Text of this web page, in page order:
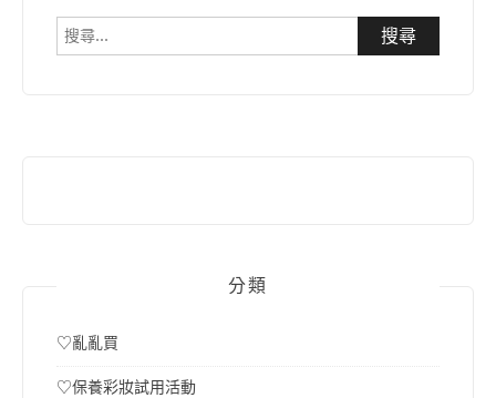
搜
尋
分類
♡亂亂買
♡保養彩妝試用活動